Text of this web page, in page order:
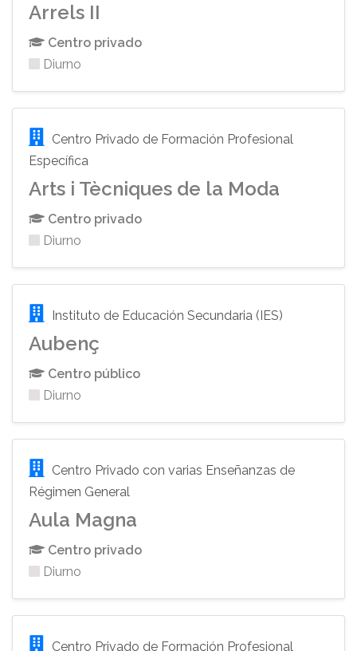
Arrels II
Centro privado
Diurno
Centro Privado de Formación Profesional
Específica
Arts i Tècniques de la Moda
Centro privado
Diurno
Instituto de Educación Secundaria (IES)
Aubenç
Centro público
Diurno
Centro Privado con varias Enseñanzas de
Régimen General
Aula Magna
Centro privado
Diurno
Centro Privado de Formación Profesional